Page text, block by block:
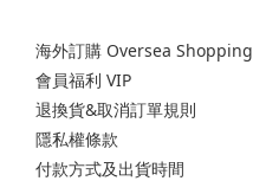
海外訂購 Oversea Shopping
會員福利 VIP
退換貨&取消訂單規則
隱私權條款
付款方式及出貨時間